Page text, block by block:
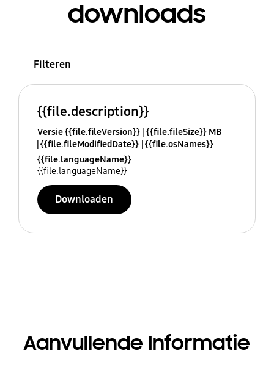
downloads
Filteren
{{file.description}}
Versie {{file.fileVersion}} {{file.fileSize}} MB
{{file.fileModifiedDate}} {{file.osNames}}
{{file.languageName}}
{{file.languageName}}
Downloaden
Aanvullende Informatie